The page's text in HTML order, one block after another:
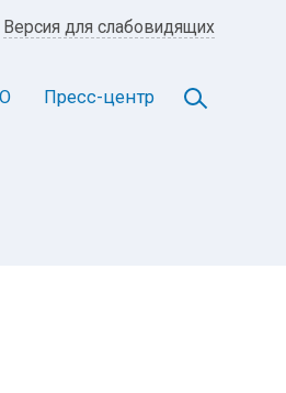
Версия для слабовидящих
Пресс-центр